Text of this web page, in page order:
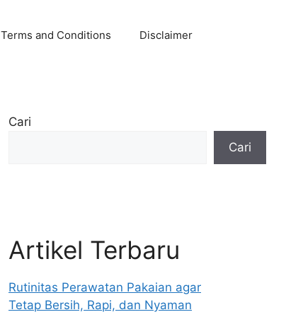
Terms and Conditions Disclaimer
Cari
Cari
Artikel Terbaru
Rutinitas Perawatan Pakaian agar
Tetap Bersih, Rapi, dan Nyaman